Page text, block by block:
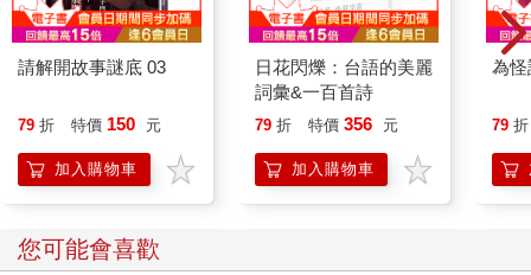
請解開故事謎底 03
79 折 特價 150 元
加入購物車
日花閃爍：台語的美麗
詞彙&一百首詩
79 折 特價 356 元
加入購物車
為怪
79 折
您可能會喜歡